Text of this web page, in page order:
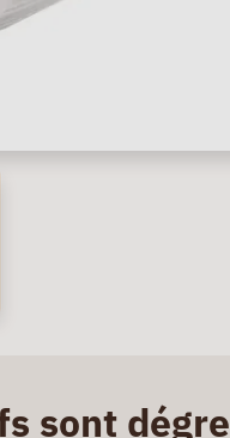
sont